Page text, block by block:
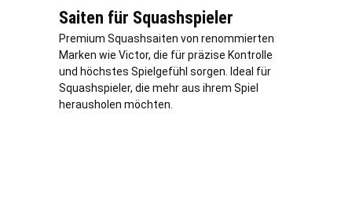
Saiten für Squashspieler
Premium Squashsaiten von renommierten
Marken wie Victor, die für präzise Kontrolle
und höchstes Spielgefühl sorgen. Ideal für
Squashspieler, die mehr aus ihrem Spiel
herausholen möchten.